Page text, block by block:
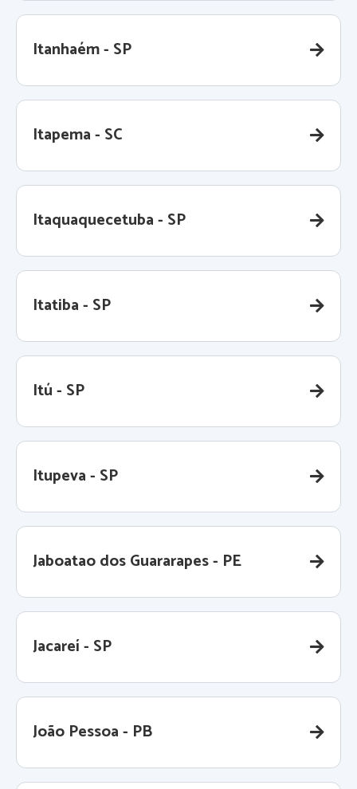
Itanhaém - SP
Itapema - SC
Itaquaquecetuba - SP
Itatiba - SP
Itú - SP
Itupeva - SP
Jaboatao dos Guararapes - PE
Jacareí - SP
João Pessoa - PB